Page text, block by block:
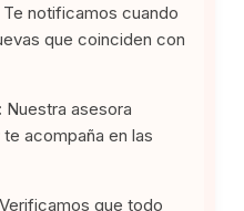
Te notificamos cuando
que coinciden con
Nuestra asesora
acompaña en las
Verificamos que todo